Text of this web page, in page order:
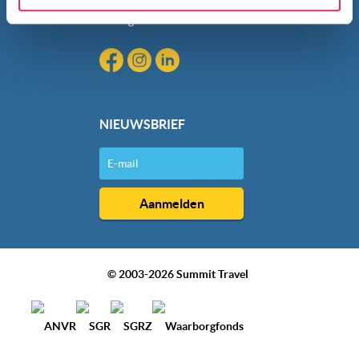
gebruik van hun services. Wil je niet dat dit gebeurt? Pas
dan hieronder jouw voorkeuren aan. Goed om te weten:
je kunt jouw voorkeuren altijd aanpassen. Klik daarvoor
op de lichtblauwe knop linksonder in beeld en kies voor
We werken samen met20 derdendie uw gegevens
kunnen ontvangen en verwerken.
NIEUWSBRIEF
© 2003-2026 Summit Travel